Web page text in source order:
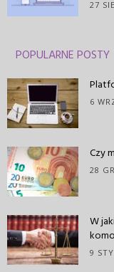
27
POPULARNE POSTY
6
Czy
28
W
9